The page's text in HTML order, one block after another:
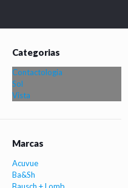
Categorias
Contactologia
Sol
Vista
Marcas
Acuvue
Ba&Sh